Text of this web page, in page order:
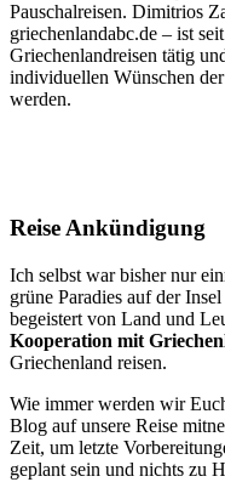
Pauschalreisen. Dimitrios
griechenlandabc.de – ist
Griechenlandreisen tätig
individuellen Wünschen
werden.
Reise Ankündigung
Ich selbst war bisher nur
grüne Paradies auf der
begeistert von Land und
Kooperation mit
Griechenland reisen.
Wie immer werden wir
Blog auf unsere Reise
Zeit, um letzte
geplant sein und nichts zu